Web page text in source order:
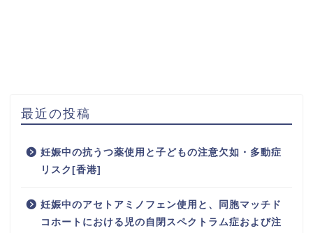
最近の投稿
妊娠中の抗うつ薬使用と子どもの注意欠如・多動症
リスク[香港]
妊娠中のアセトアミノフェン使用と、同胞マッチド
コホートにおける児の自閉スペクトラム症および注